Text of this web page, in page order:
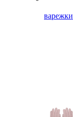
варежки